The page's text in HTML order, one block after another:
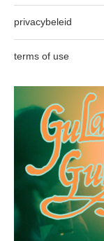
privacybeleid
terms of use